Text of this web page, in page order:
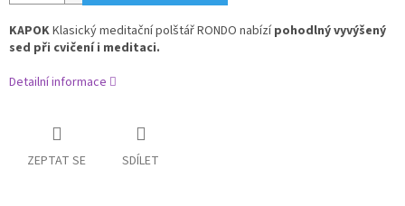
KAPOKKlasický meditační polštář RONDO nabízípohodlný vyvýšený
sed při cvičení i meditaci.
Detailní informace
ZEPTAT SE SDÍLET